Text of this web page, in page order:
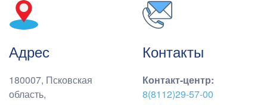
Адрес
180007, Псковская
область,
Контакты
Контакт-центр:
8(8112)29-57-00